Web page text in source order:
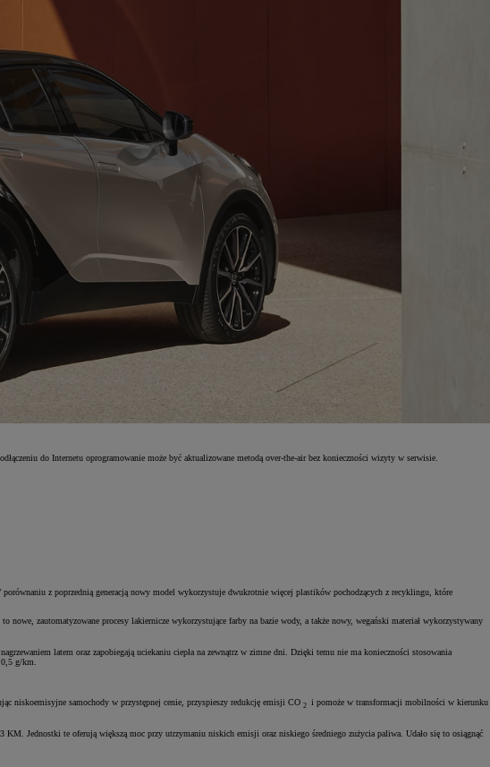
do Internetu oprogramowanie może być aktualizowane metodą over-the-air bez konieczności wizyty w serwisie.
z poprzednią generacją nowy model wykorzystuje dwukrotnie więcej plastików pochodzących z recyklingu, które
nowe, zautomatyzowane procesy lakiernicze wykorzystujące farby na bazie wody, a także nowy, wegański materiał wykorzystywany
latem oraz zapobiegają uciekaniu ciepła na zewnątrz w zimne dni. Dzięki temu nie ma konieczności stosowania
g/km.
niskoemisyjne samochody w przystępnej cenie, przyspieszy redukcję emisji CO 2 i pomoże w transformacji mobilności w kierunku
Jednostki te oferują większą moc przy utrzymaniu niskich emisji oraz niskiego średniego zużycia paliwa. Udało się to osiągnąć